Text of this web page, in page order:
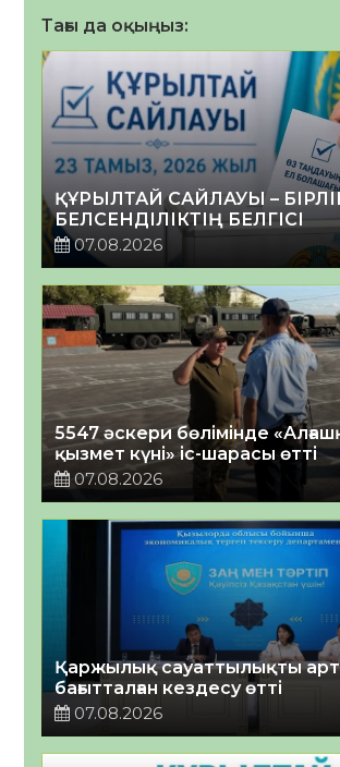
Тағы да оқыңыз:
ҚҰРЫЛТАЙ САЙЛАУЫ –
БЕЛСЕНДІЛІКТІҢ БЕЛГІСІ
07.08.2026
5547 әскери бөлімінде
қызмет күні» іс-шарасы өтті
07.08.2026
Қаржылық сауаттылықты
бағытталған кездесу өтті
07.08.2026